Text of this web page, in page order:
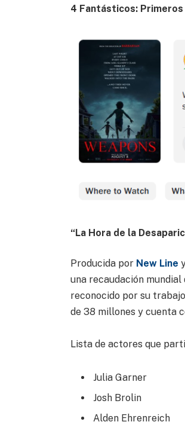
4 Fantásticos: Primeros
“La Hora de la
Producida por New Line
una recaudación
reconocido por su
de 38 millones y cuenta
Lista de actores que
Julia Garner
Josh Brolin
Alden Ehrenreich